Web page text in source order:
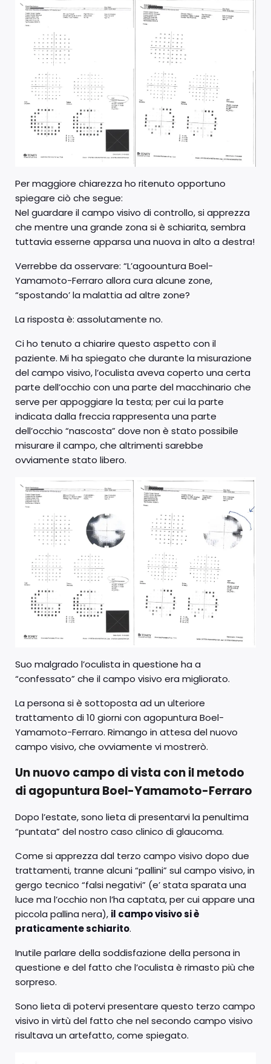
Per maggiore chiarezza ho ritenuto opportuno
spiegare ciò che segue:
Nel guardare il campo visivo di controllo, si apprezza
che mentre una grande zona si è schiarita, sembra
tuttavia esserne apparsa una nuova in alto a destra!
Verrebbe da osservare: “L’agoountura Boel-
Yamamoto-Ferraro allora cura alcune zone,
“spostando’ la malattia ad altre zone?
La risposta è: assolutamente no.
Ci ho tenuto a chiarire questo aspetto con il
paziente. Mi ha spiegato che durante la misurazione
del campo visivo, l’oculista aveva coperto una certa
parte dell’occhio con una parte del macchinario che
serve per appoggiare la testa; per cui la parte
indicata dalla freccia rappresenta una parte
dell’occhio “nascosta” dove non è stato possibile
misurare il campo, che altrimenti sarebbe
ovviamente stato libero.
Suo malgrado l’oculista in questione ha a
“confessato” che il campo visivo era migliorato.
La persona si è sottoposta ad un ulteriore
trattamento di 10 giorni con agopuntura Boel-
Yamamoto-Ferraro. Rimango in attesa del nuovo
campo visivo, che ovviamente vi mostrerò.
Un nuovo campo di vista con il metodo
di agopuntura Boel-Yamamoto-Ferraro
Dopo l’estate, sono lieta di presentarvi la penultima
“puntata” del nostro caso clinico di glaucoma.
Come si apprezza dal terzo campo visivo dopo due
trattamenti, tranne alcuni “pallini” sul campo visivo, in
gergo tecnico “falsi negativi” (e’ stata sparata una
luce ma l’occhio non l’ha captata, per cui appare una
piccola pallina nera), il campo visivo si è
praticamente schiarito.
Inutile parlare della soddisfazione della persona in
questione e del fatto che l’oculista è rimasto più che
sorpreso.
Sono lieta di potervi presentare questo terzo campo
visivo in virtù del fatto che nel secondo campo visivo
risultava un artefatto, come spiegato.